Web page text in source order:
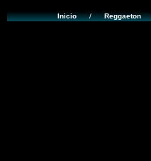
Inicio / Reggaeton